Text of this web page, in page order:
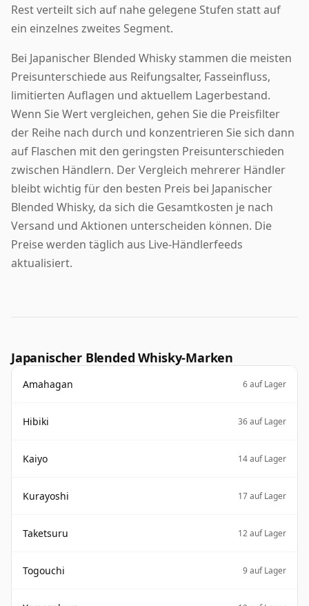
Rest verteilt sich auf nahe gelegene Stufen statt auf
ein einzelnes zweites Segment.
Bei Japanischer Blended Whisky stammen die meisten
Preisunterschiede aus Reifungsalter, Fasseinfluss,
limitierten Auflagen und aktuellem Lagerbestand.
Wenn Sie Wert vergleichen, gehen Sie die Preisfilter
der Reihe nach durch und konzentrieren Sie sich dann
auf Flaschen mit den geringsten Preisunterschieden
zwischen Händlern. Der Vergleich mehrerer Händler
bleibt wichtig für den besten Preis bei Japanischer
Blended Whisky, da sich die Gesamtkosten je nach
Versand und Aktionen unterscheiden können. Die
Preise werden täglich aus Live-Händlerfeeds
aktualisiert.
Japanischer Blended Whisky-Marken
Amahagan 6 auf Lager
Hibiki 36 auf Lager
Kaiyo 14 auf Lager
Kurayoshi 17 auf Lager
Taketsuru 12 auf Lager
Togouchi 9 auf Lager